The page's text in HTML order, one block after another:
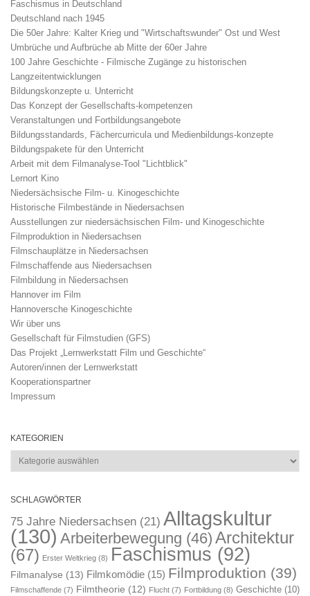
Faschismus in Deutschland
Deutschland nach 1945
Die 50er Jahre: Kalter Krieg und "Wirtschaftswunder" Ost und West
Umbrüche und Aufbrüche ab Mitte der 60er Jahre
100 Jahre Geschichte - Filmische Zugänge zu historischen
Langzeitentwicklungen
Bildungskonzepte u. Unterricht
Das Konzept der Gesellschafts-kompetenzen
Veranstaltungen und Fortbildungsangebote
Bildungsstandards, Fächercurricula und Medienbildungs-konzepte
Bildungspakete für den Unterricht
Arbeit mit dem Filmanalyse-Tool "Lichtblick"
Lernort Kino
Niedersächsische Film- u. Kinogeschichte
Historische Filmbestände in Niedersachsen
Ausstellungen zur niedersächsischen Film- und Kinogeschichte
Filmproduktion in Niedersachsen
Filmschauplätze in Niedersachsen
Filmschaffende aus Niedersachsen
Filmbildung in Niedersachsen
Hannover im Film
Hannoversche Kinogeschichte
Wir über uns
Gesellschaft für Filmstudien (GFS)
Das Projekt „Lernwerkstatt Film und Geschichte“
Autoren/innen der Lernwerkstatt
Kooperationspartner
Impressum
KATEGORIEN
Kategorien
SCHLAGWÖRTER
75 Jahre Niedersachsen (21) Alltagskultur
(130) Arbeiterbewegung (46) Architektur
(67) Erster Weltkrieg (8) Faschismus (92)
Filmanalyse (13) Filmkomödie (15) Filmproduktion (39)
Filmschaffende (7) Filmtheorie (12) Flucht (7) Fortbildung (8) Geschichte (10)